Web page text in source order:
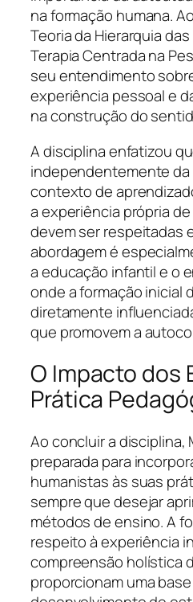
na formação humana.
Teoria da Hierarquia
Terapia Centrada na
seu entendimento
experiência pessoal e
na construção do
A disciplina enfatizou
independentemente da
contexto de
a experiência própria
devem ser respeitadas
abordagem é
a educação infantil e o
onde a formação inicial
diretamente
que promovem a
O Impacto dos
Prática
Ao concluir a disciplina,
preparada para
humanistas às suas
sempre que desejar
métodos de ensino. A
respeito à experiência
compreensão holística
proporcionam uma